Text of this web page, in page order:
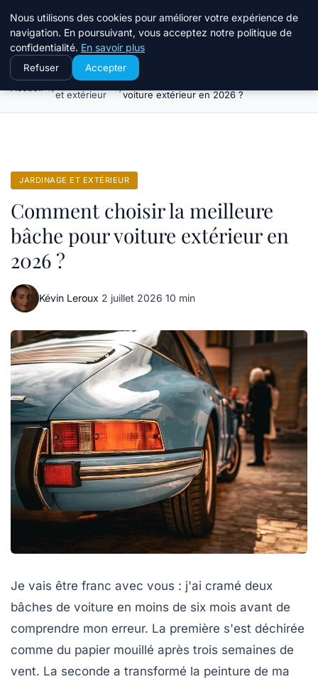
Le Temps Des Travaux
Jardinage
et extérieur
Comment choisir la meilleure bâche pour
voiture extérieur en 2026 ?
JARDINAGE ET EXTÉRIEUR
Comment choisir la meilleure
bâche pour voiture extérieur en
2026 ?
Kévin Leroux·2 juillet 2026·10 min
Je vais être franc avec vous : j'ai cramé deux
bâches de voiture en moins de six mois avant de
comprendre mon erreur. La première s'est déchirée
comme du papier mouillé après trois semaines de
vent. La seconde a transformé la peinture de ma
Nous utilisons des cookies pour améliorer votre expérience de
navigation. En poursuivant, vous acceptez notre politique de
confidentialité. En savoir plus
Refuser Accepter